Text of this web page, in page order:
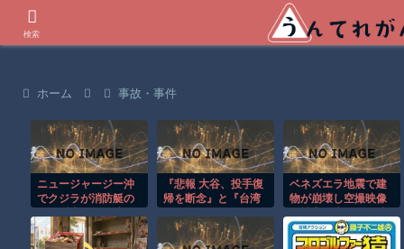
ホーム 事故・事件
ニュージャージー沖
でクジラが消防艇の
衝撃映像！！
『悲報 大谷、投手復
帰を断念』と『台湾
く』ほか 8/1 ネタ
ベネズエラ地震で建
物が崩壊し空撮映像
る。
検索